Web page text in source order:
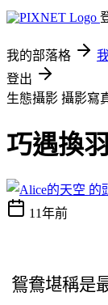
我的部落格
登出
生態攝影 攝影寫
巧遇換
11年前
鴛鴦堪稱是